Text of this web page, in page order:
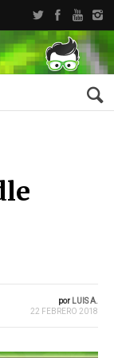
por LUIS A.
22 FEBRERO 2018